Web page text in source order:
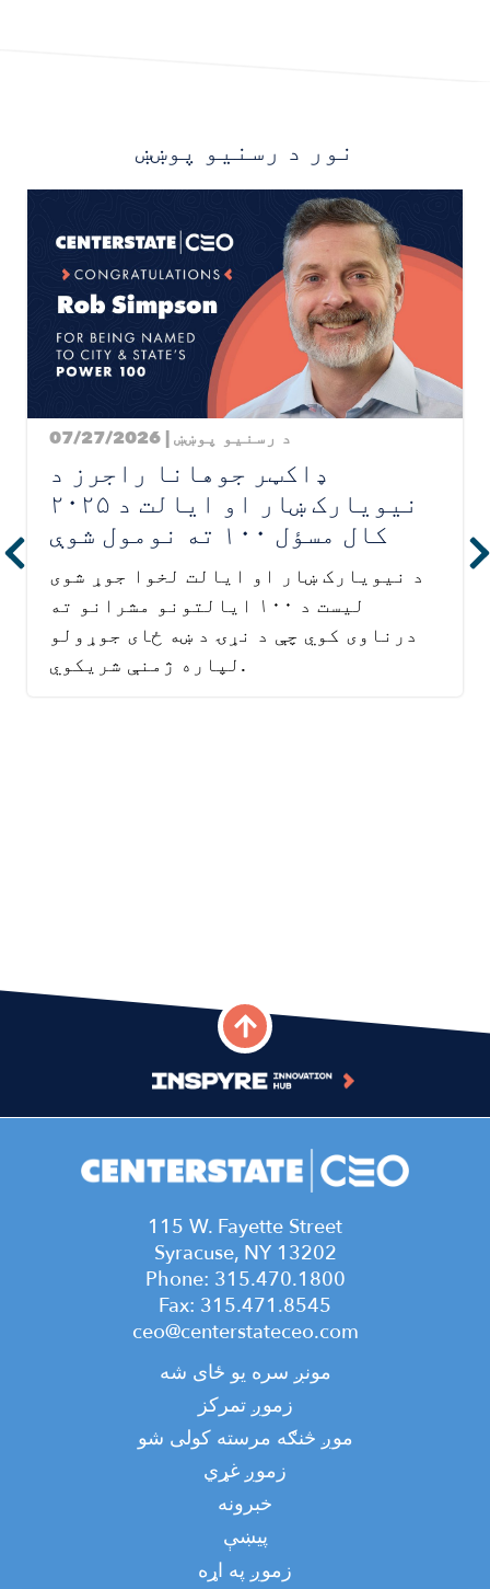
نور د رسنیو پوښښ
د رسنیو پوښښ | 07/27/2026
ډاکټر جوهانا راجرز د
نیویارک ښار او ایالت د ۲۰۲۵
کال مسؤل ۱۰۰ ته نومول شوې
د نیویارک ښار او ایالت لخوا جوړ شوی
لیست د ۱۰۰ ایالتونو مشرانو ته
درناوی کوي چې د نړۍ د ښه ځای جوړولو
لپاره ژمنې شریکوي.
115 W. Fayette Street
Syracuse, NY 13202
Phone: 315.470.1800
Fax: 315.471.8545
ceo@centerstateceo.com
مونږ سره یو ځای شه
زموږ تمرکز
موږ څنګه مرسته کولی شو
زموږ غړي
خبرونه
پیښې
زموږ په اړه